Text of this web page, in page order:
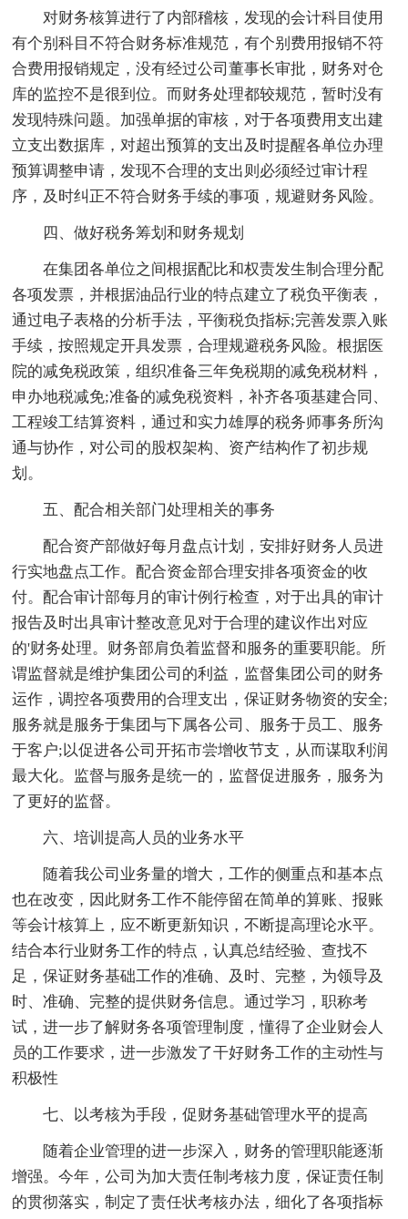
对财务核算进行了内部稽核，发现的会计科目使用
有个别科目不符合财务标准规范，有个别费用报销不符
合费用报销规定，没有经过公司董事长审批，财务对仓
库的监控不是很到位。而财务处理都较规范，暂时没有
发现特殊问题。加强单据的审核，对于各项费用支出建
立支出数据库，对超出预算的支出及时提醒各单位办理
预算调整申请，发现不合理的支出则必须经过审计程
序，及时纠正不符合财务手续的事项，规避财务风险。
四、做好税务筹划和财务规划
在集团各单位之间根据配比和权责发生制合理分配
各项发票，并根据油品行业的特点建立了税负平衡表，
通过电子表格的分析手法，平衡税负指标;完善发票入账
手续，按照规定开具发票，合理规避税务风险。根据医
院的减免税政策，组织准备三年免税期的减免税材料，
申办地税减免;准备的减免税资料，补齐各项基建合同、
工程竣工结算资料，通过和实力雄厚的税务师事务所沟
通与协作，对公司的股权架构、资产结构作了初步规
划。
五、配合相关部门处理相关的事务
配合资产部做好每月盘点计划，安排好财务人员进
行实地盘点工作。配合资金部合理安排各项资金的收
付。配合审计部每月的审计例行检查，对于出具的审计
报告及时出具审计整改意见对于合理的建议作出对应
的'财务处理。财务部肩负着监督和服务的重要职能。所
谓监督就是维护集团公司的利益，监督集团公司的财务
运作，调控各项费用的合理支出，保证财务物资的安全;
服务就是服务于集团与下属各公司、服务于员工、服务
于客户;以促进各公司开拓市尝增收节支，从而谋取利润
最大化。监督与服务是统一的，监督促进服务，服务为
了更好的监督。
六、培训提高人员的业务水平
随着我公司业务量的增大，工作的侧重点和基本点
也在改变，因此财务工作不能停留在简单的算账、报账
等会计核算上，应不断更新知识，不断提高理论水平。
结合本行业财务工作的特点，认真总结经验、查找不
足，保证财务基础工作的准确、及时、完整，为领导及
时、准确、完整的提供财务信息。通过学习，职称考
试，进一步了解财务各项管理制度，懂得了企业财会人
员的工作要求，进一步激发了干好财务工作的主动性与
积极性
七、以考核为手段，促财务基础管理水平的提高
随着企业管理的进一步深入，财务的管理职能逐渐
增强。今年，公司为加大责任制考核力度，保证责任制
的贯彻落实，制定了责任状考核办法，细化了各项指标